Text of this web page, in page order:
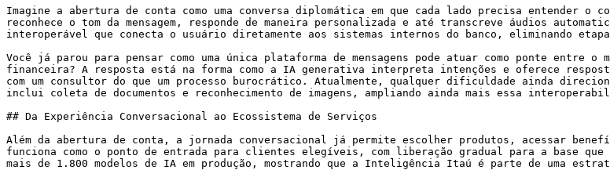
Imagine a abertura de conta como uma conversa diplomática em que cada lado precisa entender
reconhece o tom da mensagem, responde de maneira personalizada e até transcreve áudios
interoperável que conecta o usuário diretamente aos sistemas internos do banco, eliminando
Você já parou para pensar como uma única plataforma de mensagens pode atuar como ponte entre
financeira? A resposta está na forma como a IA generativa interpreta intenções e oferece
com um consultor do que um processo burocrático. Atualmente, qualquer dificuldade ainda
inclui coleta de documentos e reconhecimento de imagens, ampliando ainda mais essa
## Da Experiência Conversacional ao Ecossistema de Serviços
Além da abertura de conta, a jornada conversacional já permite escolher produtos, acessar
funciona como o ponto de entrada para clientes elegíveis, com liberação gradual para a base
mais de 1.800 modelos de IA em produção, mostrando que a Inteligência Itaú é parte de uma